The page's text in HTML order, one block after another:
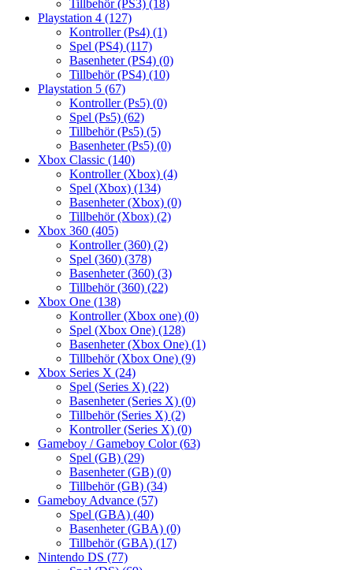
Tillbehör (PS3) (18)
Playstation 4 (127)
Kontroller (Ps4) (1)
Spel (PS4) (117)
Basenheter (PS4) (0)
Tillbehör (PS4) (10)
Playstation 5 (67)
Kontroller (Ps5) (0)
Spel (Ps5) (62)
Tillbehör (Ps5) (5)
Basenheter (Ps5) (0)
Xbox Classic (140)
Kontroller (Xbox) (4)
Spel (Xbox) (134)
Basenheter (Xbox) (0)
Tillbehör (Xbox) (2)
Xbox 360 (405)
Kontroller (360) (2)
Spel (360) (378)
Basenheter (360) (3)
Tillbehör (360) (22)
Xbox One (138)
Kontroller (Xbox one) (0)
Spel (Xbox One) (128)
Basenheter (Xbox One) (1)
Tillbehör (Xbox One) (9)
Xbox Series X (24)
Spel (Series X) (22)
Basenheter (Series X) (0)
Tillbehör (Series X) (2)
Kontroller (Series X) (0)
Gameboy / Gameboy Color(63)
Spel (GB) (29)
Basenheter (GB) (0)
Tillbehör (GB) (34)
Gameboy Advance (57)
Spel (GBA) (40)
Basenheter (GBA) (0)
Tillbehör (GBA) (17)
Nintendo DS (77)